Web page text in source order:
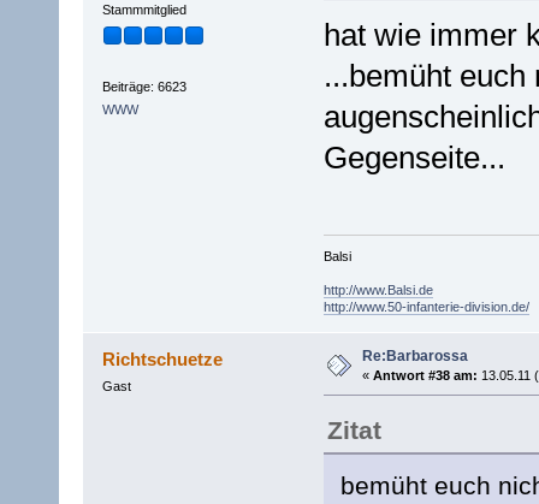
Stammmitglied
Beiträge: 6623
WWW
hat wie immer
...bemüht euch
Gegenseite...
Balsi
http://www.Balsi.de
http://www.50-infanterie-division.de/
Richtschuetze
Gast
Re:Barbarossa
« Antwort #38 am: 13.05.11
Zitat
bemüht euch